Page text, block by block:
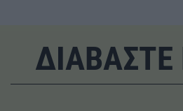
ΔΙΑΒΑΣΤΕ